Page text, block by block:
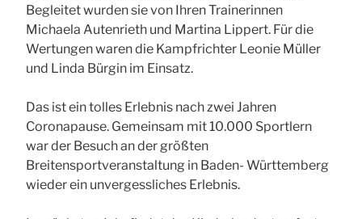
Begleitet wurden sie von Ihren Trainerinnen
Michaela Autenrieth und Martina Lippert. Für die
Wertungen waren die Kampfrichter Leonie Müller
und Linda Bürgin im Einsatz.
Das ist ein tolles Erlebnis nach zwei Jahren
Coronapause. Gemeinsam mit 10.000 Sportlern
war der Besuch an der größten
Breitensportveranstaltung in Baden- Württemberg
wieder ein unvergessliches Erlebnis.